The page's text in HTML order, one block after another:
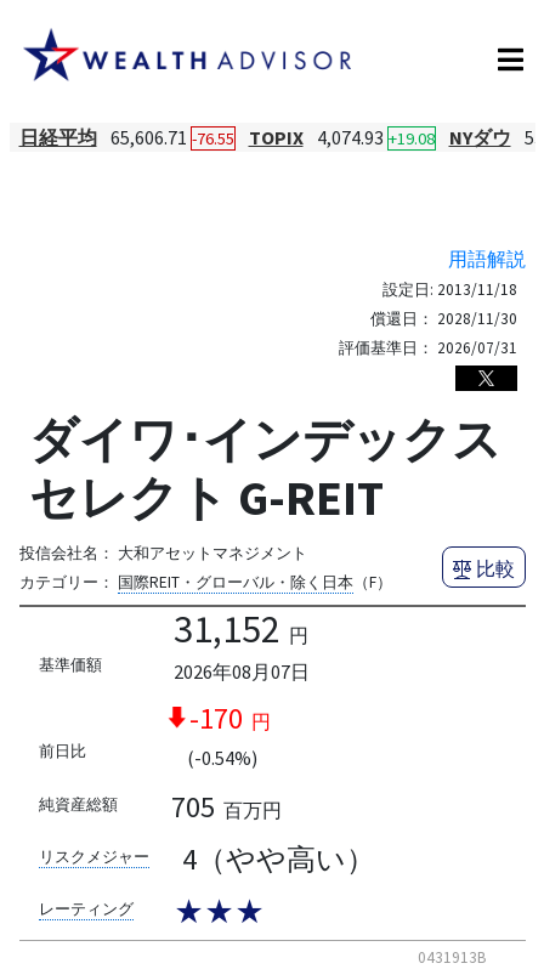
日経平均 65,606.71 -76.55 TOPIX 4,074.93 +19.08 NYダウ
用語解説
設定日: 2013/11/18
償還日： 2028/11/30
評価基準日： 2026/07/31
ダイワ･インデックス
セレクト G-REIT
投信会社名： 大和アセットマネジメント
カテゴリー： 国際REIT・グローバル・除く日本（F）
比較
基準価額
31,152 円
2026年08月07日
前日比
-170 円
(-0.54%)
純資産総額 705 百万円
リスクメジャー 4（やや高い）
レーティング ★★★
0431913B